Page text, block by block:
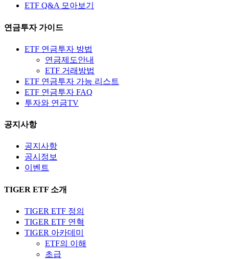
ETF Q&A 모아보기
연금투자 가이드
ETF 연금투자 방법
연금제도안내
ETF 거래방법
ETF 연금투자 가능 리스트
ETF 연금투자 FAQ
투자와 연금TV
공지사항
공지사항
공시정보
이벤트
TIGER ETF 소개
TIGER ETF 정의
TIGER ETF 연혁
TIGER 아카데미
ETF의 이해
초급